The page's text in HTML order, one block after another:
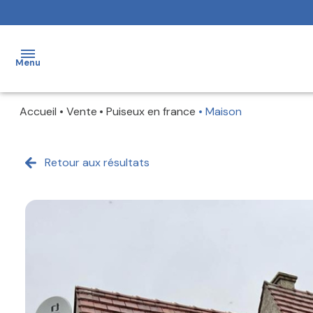
Menu
NOS
ESTIMATION
ALERTE
E-MAIL
Accueil Vente Puiseux en france Maison
Retour aux résultats